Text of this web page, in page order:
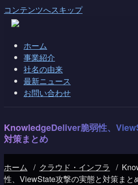
コンテンツへスキップ
ホーム
事業紹介
社名の由来
最新ニュース
お問い合わせ
KnowledgeDeliver脆弱性、
対策まとめ
ホーム / クラウド・インフラ /
性、ViewState攻撃の実態と対策まと